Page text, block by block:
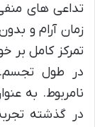
تداعی های
زمان آرام و
تمرکز کامل بر
در طول
نامربوط. به
در گذشته